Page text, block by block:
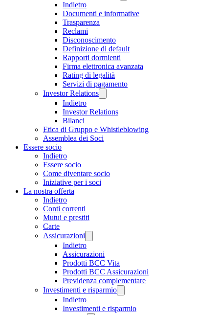
Indietro
Documenti e informative
Trasparenza
Reclami
Disconoscimento
Definizione di default
Rapporti dormienti
Firma elettronica avanzata
Rating di legalità
Servizi di pagamento
Investor Relations
Indietro
Investor Relations
Bilanci
Etica di Gruppo e Whistleblowing
Assemblea dei Soci
Essere socio
Indietro
Essere socio
Come diventare socio
Iniziative per i soci
La nostra offerta
Indietro
Conti correnti
Mutui e prestiti
Carte
Assicurazioni
Indietro
Assicurazioni
Prodotti BCC Vita
Prodotti BCC Assicurazioni
Previdenza complementare
Investimenti e risparmio
Indietro
Investimenti e risparmio